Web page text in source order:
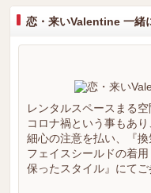
恋・来いValentine 一緒
レンタルスペースまる
コロナ禍という事もあ
細心の注意を払い、『
フェイスシールドの着
保ったスタイル』にてご